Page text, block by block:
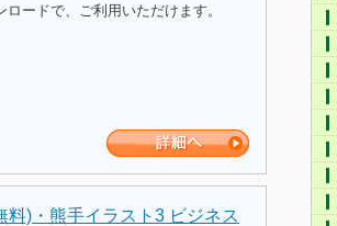
ードで、ご利用いただけます。
)・熊手イラスト3 ビジネス